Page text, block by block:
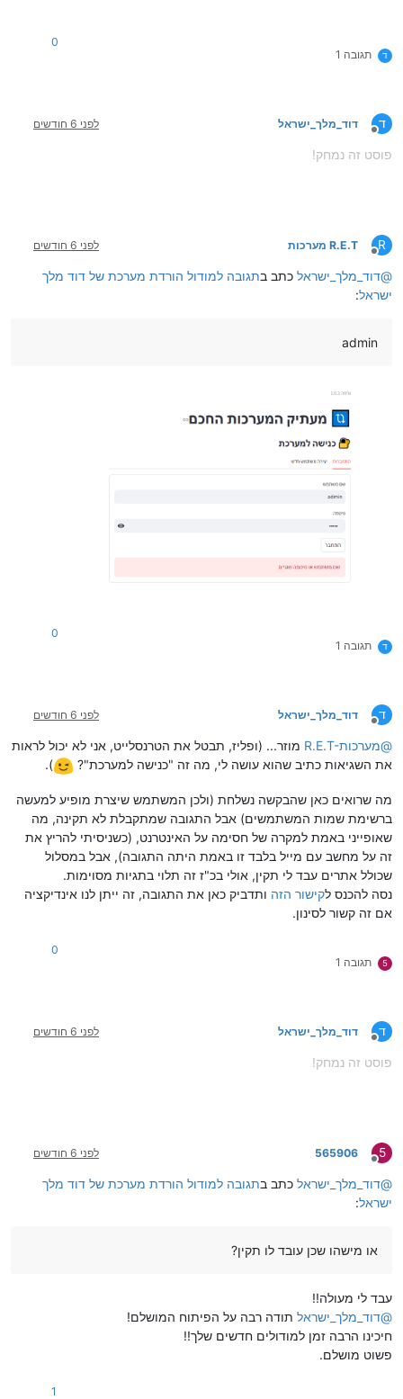
ד תגובה 1
0
ד
מנותק
דוד_מלך_ישראל לפני 6 חודשים
פוסט זה נמחק!
R
מנותק
R.E.T מערכות לפני 6 חודשים
@דוד_מלך_ישראל כתב בתגובה למודול הורדת מערכת של דוד מלך
ישראל:
admin
ד תגובה 1
0
ד
מנותק
דוד_מלך_ישראל לפני 6 חודשים
@R.E.T-מערכות
מוזר... (ופליז, תבטל את הטרנסלייט, אני לא יכול לראות
את השגיאות כתיב שהוא עושה לי, מה זה "כנישה למערכת"?
).
מה שרואים כאן שהבקשה נשלחת (ולכן המשתמש שיצרת מופיע למעשה
ברשימת שמות המשתמשים) אבל התגובה שמתקבלת לא תקינה, מה
שאופייני באמת למקרה של חסימה על האינטרנט, (כשניסיתי להריץ את
זה על מחשב עם מייל בלבד זו באמת היתה התגובה), אבל במסלול
שכולל אתרים עבד לי תקין, אולי בכ"ז זה תלוי בתגיות מסוימות.
נסה להכנס לקישור הזה ותדביק כאן את התגובה, זה ייתן לנו אינדיקציה
אם זה קשור לסינון.
5 תגובה 1
0
ד
מנותק
דוד_מלך_ישראל לפני 6 חודשים
פוסט זה נמחק!
5
מנותק
565906 לפני 6 חודשים
@דוד_מלך_ישראל כתב בתגובה למודול הורדת מערכת של דוד מלך
ישראל:
או מישהו שכן עובד לו תקין?
עבד לי מעולה!!
@דוד_מלך_ישראל תודה רבה על הפיתוח המושלם!
חיכינו הרבה זמן למודולים חדשים שלך!!
פשוט מושלם.
1